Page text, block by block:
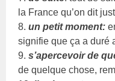
la France qu’on dit
8.un petit moment:
signifie que ça a duré
9.s’apercevoir de
de quelque chose,